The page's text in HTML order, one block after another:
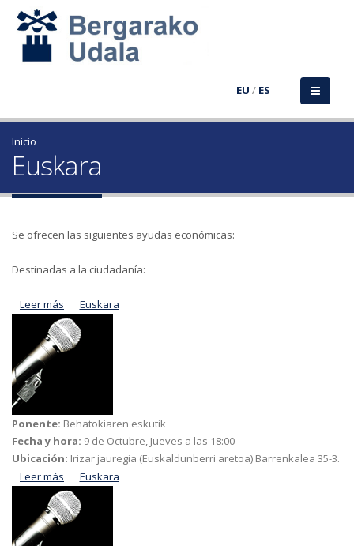
EU / ES
Inicio
Euskara
Se ofrecen las siguientes ayudas económicas:
Destinadas a la ciudadanía:
Leer más acerca de Normativa por la que se regulan diversas
subvenciones a conceder a cargo de los programas
gestionados por el servicio de Euskera del Ayuntamiento de
Euskara
Ponente: Behatokiaren eskutik
Fecha y hora: 9 de Octubre, Jueves a las 18:00
Ubicación: Irizar jauregia (Euskaldunberri aretoa) Barrenkalea 35-3.
Leer más acerca de Hizkuntza eskubideak
Euskara